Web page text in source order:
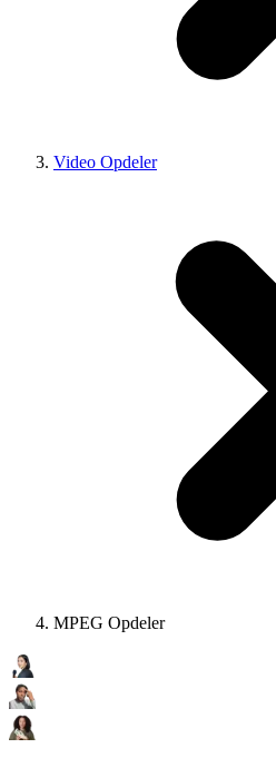
Video Opdeler
MPEG Opdeler